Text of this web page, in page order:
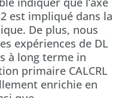
est impliqué dans la
De plus, nous
expériences de DL
à long terme in
primaire CALCRL
enrichie en